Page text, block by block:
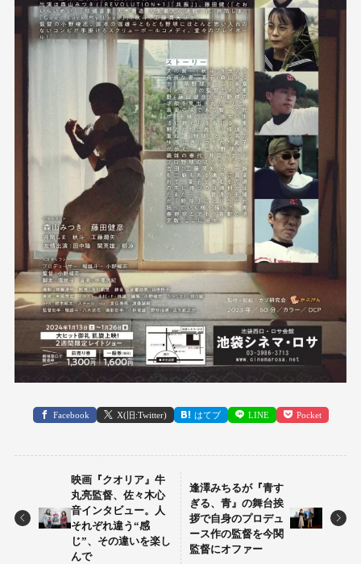
Facebook X(旧:Twitter) はてブ LINE Pocket
映画『クオリア』牛
丸亮監督、佐々木心
音インタビュー。人
それぞれ違う“感
じ”、その違いを楽し
んで
逢澤みちるが『青す
ぎる、青』の舞台挨
拶で自身のプロデュ
ース作の監督を今関
監督にオファー